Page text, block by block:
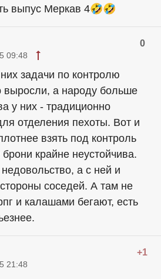
выпус Меркав 4🤣🤣
0
09:48
задачи по контролю
выросли, а народу больше
у них - традиционно
отделения пехоты. Вот и
взять под контроль
крайне неустойчива.
а с ней и
соседей. А там не
и калашами бегают, есть
+1
21:48